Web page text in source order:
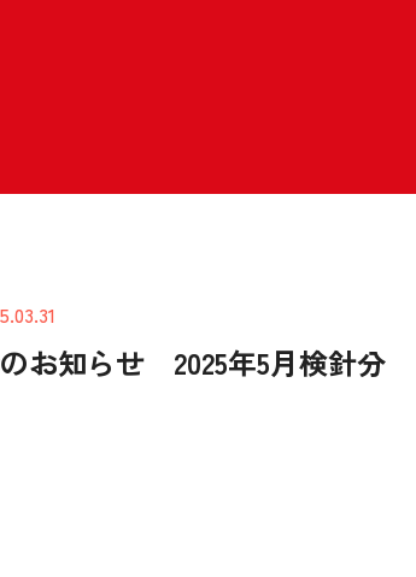
お知らせ 2025年5月検針分